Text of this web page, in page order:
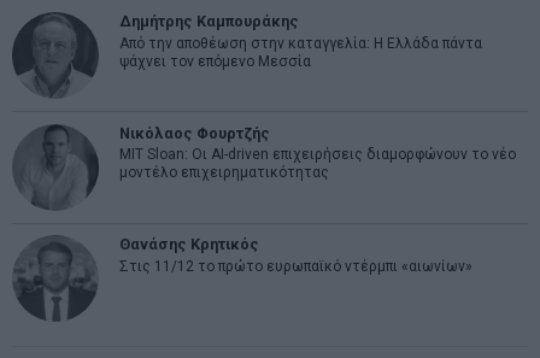
Δημήτρης Καμπουράκης
Από την αποθέωση στην καταγγελία: Η Ελλάδα πάντα
ψάχνει τον επόμενο Μεσσία
Νικόλαος Φουρτζής
MIT Sloan: Οι AI-driven επιχειρήσεις διαμορφώνουν το νέο
μοντέλο επιχειρηματικότητας
Θανάσης Κρητικός
Στις 11/12 το πρώτο ευρωπαϊκό ντέρμπι «αιωνίων»